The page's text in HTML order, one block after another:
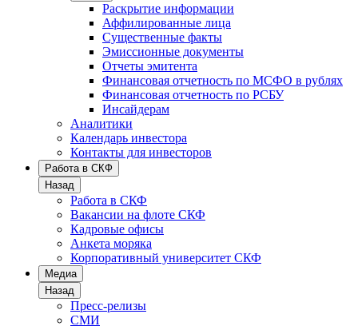
Раскрытие информации
Аффилированные лица
Существенные факты
Эмиссионные документы
Отчеты эмитента
Финансовая отчетность по МСФО в рублях
Финансовая отчетность по РСБУ
Инсайдерам
Аналитики
Календарь инвестора
Контакты для инвесторов
Работа в СКФ
Назад
Работа в СКФ
Вакансии на флоте СКФ
Кадровые офисы
Анкета моряка
Корпоративный университет СКФ
Медиа
Назад
Пресс-релизы
СМИ